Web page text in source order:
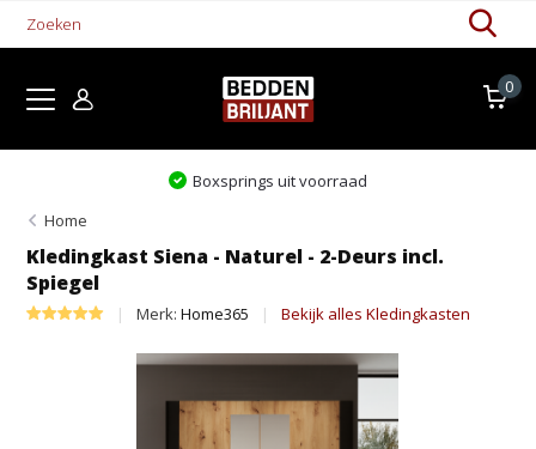
0
Boxsprings uit voorraad
Home
Kledingkast Siena - Naturel - 2-Deurs incl.
Spiegel
Merk:Home365 Bekijk alles Kledingkasten